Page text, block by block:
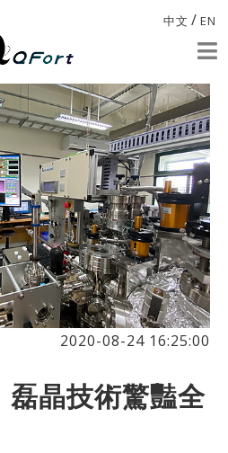
中文 / EN
2020-08-24 16:25:00
磊晶技術驚豔全